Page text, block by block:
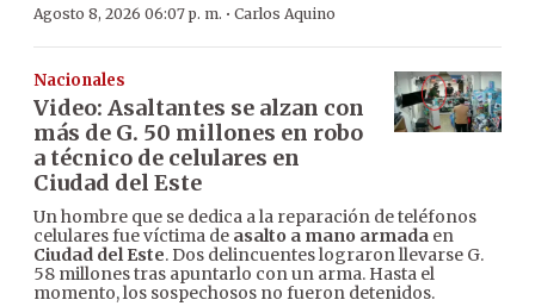
Agosto 8, 2026 06:07 p. m. · Carlos Aquino
Nacionales
Video: Asaltantes se alzan con
más de G. 50 millones en robo
a técnico de celulares en
Ciudad del Este
Un hombre que se dedica a la reparación de teléfonos
celulares fue víctima de asalto a mano armada en
Ciudad del Este. Dos delincuentes lograron llevarse G.
58 millones tras apuntarlo con un arma. Hasta el
momento, los sospechosos no fueron detenidos.